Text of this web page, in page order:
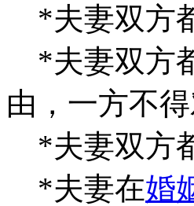
*夫妻双方
*夫妻双方
由，一方不
*夫妻双方
*夫妻在婚